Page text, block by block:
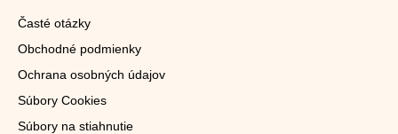
Časté otázky
Obchodné podmienky
Ochrana osobných údajov
Súbory Cookies
Súbory na stiahnutie